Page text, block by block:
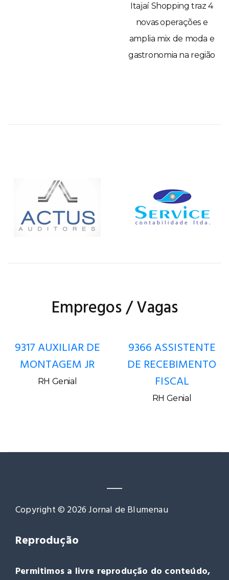
Itajaí Shopping traz 4
novas operações e
amplia mix de moda e
gastronomia na região
Empregos / Vagas
9317 AUXILIAR DE
MONTAGEM JR
RH Genial
9366 ASSISTENTE
DE RECEBIMENTO
FISCAL
RH Genial
Copyright © 2026 Jornal de Blumenau
Reprodução
Permitimos a livre reprodução do conteúdo,